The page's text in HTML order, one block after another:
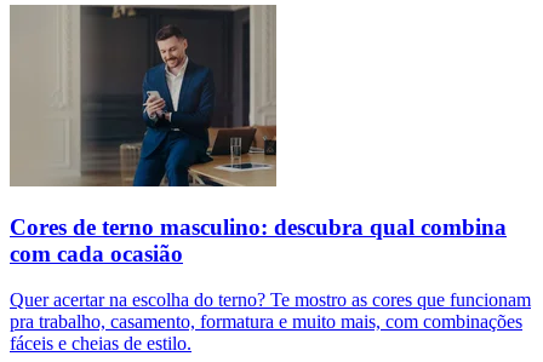
Cores de terno masculino: descubra qual combina
com cada ocasião
Quer acertar na escolha do terno? Te mostro as cores que funcionam
pra trabalho, casamento, formatura e muito mais, com combinações
fáceis e cheias de estilo.